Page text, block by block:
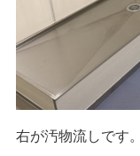
右が汚物流しです。